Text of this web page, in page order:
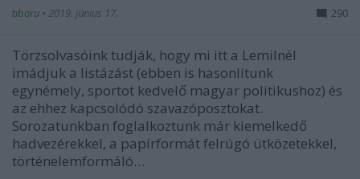
tiboru • 2019. június 17. 290
Törzsolvasóink tudják, hogy mi itt a Lemilnél
imádjuk a listázást (ebben is hasonlítunk
egynémely, sportot kedvelő magyar politikushoz) és
az ehhez kapcsolódó szavazóposztokat.
Sorozatunkban foglalkoztunk már kiemelkedő
hadvezérekkel, a papírformát felrúgó ütközetekkel,
történelemformáló…